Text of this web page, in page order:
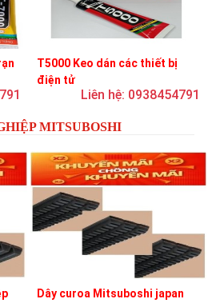
T5000 Keo dán các thiết bị
điện tử
Liên hệ: 0938454791
MITSUBOSHI
Dây curoa Mitsuboshi japan